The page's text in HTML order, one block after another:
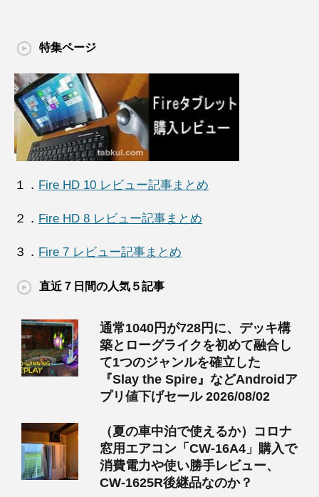
特集ページ
１． Fire HD 10 レビュー記事まとめ
２． Fire HD 8 レビュー記事まとめ
３． Fire 7 レビュー記事まとめ
直近７日間の人気５記事
通常1040円が728円に、デッキ構
築とローグライクを初めて融合し
て1つのジャンルを確立した
『Slay the Spire』などAndroidア
プリ値下げセール 2026/08/02
（夏の車中泊で使えるか）コロナ
窓用エアコン「CW-16A4」購入で
消費電力や使い勝手レビュー、
CW-1625R後継品なのか？